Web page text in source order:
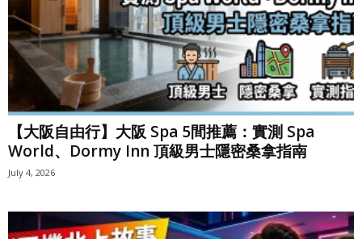
【大阪自由行】大阪 Spa 5間推薦：實測 Spa
World、Dormy Inn 頂級男士隱密桑拿指南
July 4, 2026